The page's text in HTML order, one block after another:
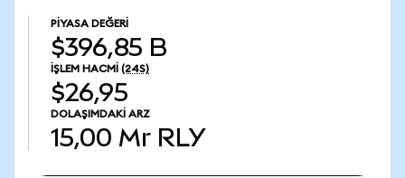
PIYASA DEĞERI
$396,85 B
İŞLEM HACMI (24S)
$26,95
DOLAŞIMDAKI ARZ
15,00 Mr RLY